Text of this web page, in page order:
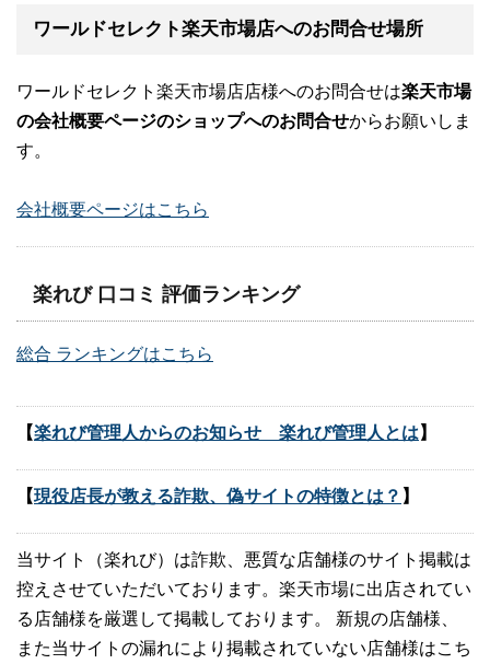
ワールドセレクト楽天市場店へのお問合せ場所
ワールドセレクト楽天市場店店様へのお問合せは楽天市場
の会社概要ページのショップへのお問合せからお願いしま
す。
会社概要ページはこちら
楽れび 口コミ 評価ランキング
総合 ランキングはこちら
【楽れび管理人からのお知らせ 楽れび管理人とは 】
【現役店長が教える詐欺、偽サイトの特徴とは？ 】
当サイト（楽れび）は詐欺、悪質な店舗様のサイト掲載は
控えさせていただいております。楽天市場に出店されてい
る店舗様を厳選して掲載しております。 新規の店舗様、
また当サイトの漏れにより掲載されていない店舗様はこち